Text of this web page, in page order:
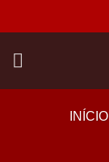
to
INÍCIO